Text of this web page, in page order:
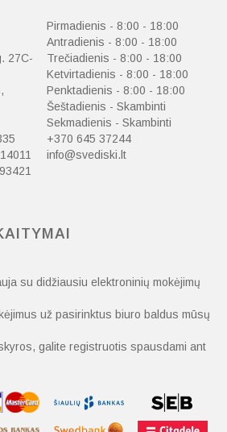
27C-
Pirmadienis - 8:00 - 18:00
Antradienis - 8:00 - 18:00
Trečiadienis - 8:00 - 18:00
Ketvirtadienis - 8:00 - 18:00
Penktadienis - 8:00 - 18:00
Šeštadienis - Skambinti
Sekmadienis - Skambinti
+370 645 37244
info@svediski.lt
su didžiausiu elektroninių mokėjimų
už pasirinktus biuro baldus mūsų
galite registruotis spausdami ant